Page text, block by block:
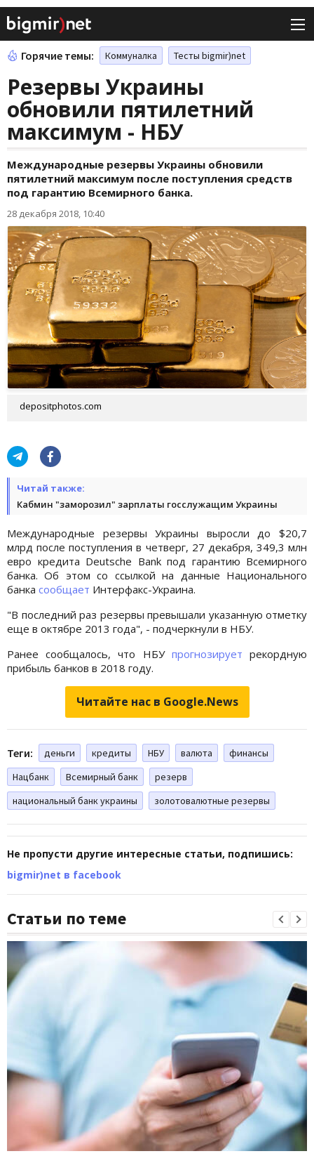
Горячие темы: Коммуналка Тесты bigmir)net
Резервы Украины
обновили пятилетний
максимум - НБУ
Международные резервы Украины обновили
пятилетний максимум после поступления средств
под гарантию Всемирного банка.
28 декабря 2018, 10:40
depositphotos.com
Читай также:
Кабмин "заморозил" зарплаты госслужащим Украины
Международные резервы Украины выросли до $20,7
млрд после поступления в четверг, 27 декабря, 349,3 млн
евро кредита Deutsche Bank под гарантию Всемирного
банка. Об этом со ссылкой на данные Национального
банка сообщает Интерфакс-Украина.
"В последний раз резервы превышали указанную отметку
еще в октябре 2013 года", - подчеркнули в НБУ.
Ранее сообщалось, что НБУ прогнозирует рекордную
прибыль банков в 2018 году.
Читайте нас в Google.News
Теги: деньги кредиты НБУ валюта
финансы
Нацбанк
Всемирный банк
резерв
национальный банк украины
золотовалютные резервы
Не пропусти другие интересные статьи, подпишись:
bigmir)net в facebook
Статьи по теме